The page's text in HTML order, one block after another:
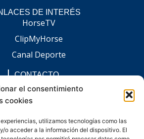
el consentimiento
cookies
utilizamos tecnologías como las
o acceder a la información del dispositivo. El
DE INTERÉS
HorseTV
ClipMyHorse
Canal Deporte
CONTACTO
en todo el ámbito nacional
I
n
L
i
E
n
W
h